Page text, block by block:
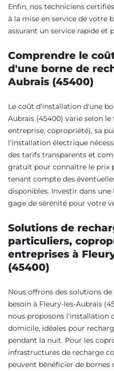
Enfin, nos techniciens
à la mise en service de votre
assurant un service rapide et
Comprendre le
d'une borne de
Aubrais (45400)
Le coût d'installation d'une
Aubrais (45400) varie selon
entreprise, copropriété), sa
l'installation électrique
des tarifs transparents et
gratuit pour connaître le prix
tenant compte des
disponibles. Investir dans
gage de sérénité pour votre
Solutions de
particuliers,
entreprises à
(45400)
Nous offrons des solutions
besoin à Fleury-les-Aubrais
nous proposons l'installation
domicile, idéales pour
pendant la nuit. Pour les
infrastructures de recharge
peuvent bénéficier de bornes